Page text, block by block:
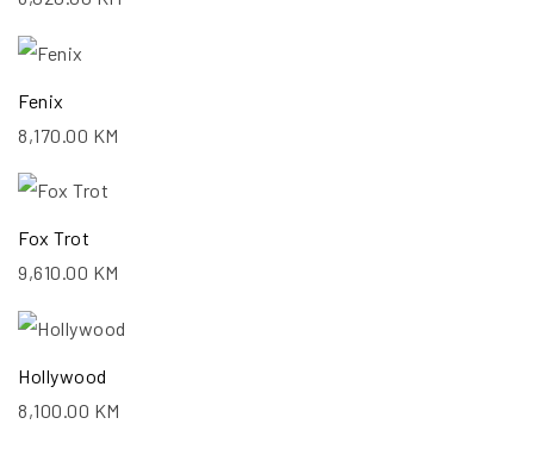
Fenix
8,170.00 KM
Fox Trot
9,610.00 KM
Hollywood
8,100.00 KM